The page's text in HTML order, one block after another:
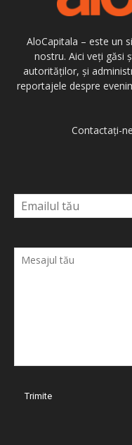
AloCapitala – este un
nostru. Aici veți găsi
autorităților, și
reportajele despre
Contactați-